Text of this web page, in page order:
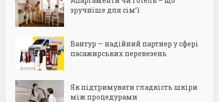
зручніше для сім’ї
Вантур — надійний партнер у сфері
пасажирських перевезень
Як підтримувати гладкість шкіри
між процедурами